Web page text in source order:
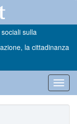
sulla
la cittadinanza